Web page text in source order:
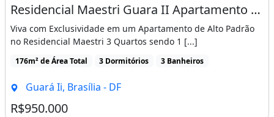
Residencial Maestri Guara II Apartamento de 3 Quartos
Viva com Exclusividade em um Apartamento de Alto Padrão
no Residencial Maestri 3 Quartos sendo 1 [...]
176m² de Área Total 3 Dormitórios 3 Banheiros
Guará Ii, Brasília - DF
R$950.000